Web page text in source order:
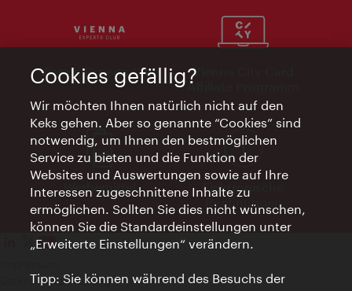
Vienna Experts Club
Vienna City Card
Affiliate Programm
Werbemittel
Elektronische
Rechnungen
Datenschutzerklärung
Cookies gefällig?
Wir möchten Ihnen natürlich nicht auf den
Keks gehen. Aber so genannte “Cookies” sind
notwendig, um Ihnen den bestmöglichen
Service zu bieten und die Funktion der
Websites und Auswertungen sowie auf Ihre
Interessen zugeschnittene Inhalte zu
ermöglichen. Sollten Sie dies nicht wünschen,
können Sie die Standardeinstellungen unter
„Erweiterte Einstellungen“ verändern.
Tipp: Sie können während des Besuchs der